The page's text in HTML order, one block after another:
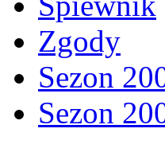
Zgody
Sezon
Sezon